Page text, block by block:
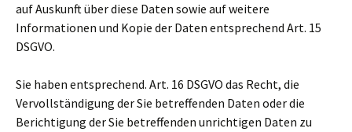
auf Auskunft über diese Daten sowie auf weitere
Informationen und Kopie der Daten entsprechend Art. 15
DSGVO.
Sie haben entsprechend. Art. 16 DSGVO das Recht, die
Vervollständigung der Sie betreffenden Daten oder die
Berichtigung der Sie betreffenden unrichtigen Daten zu